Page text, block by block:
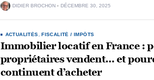
DIDIER BROCHON DÉCEMBRE 30, 2025
ACTUALITÉS ,FISCALITÉ / IMPÔTS
Immobilier locatif en France :
propriétaires vendent… et
continuent d’acheter